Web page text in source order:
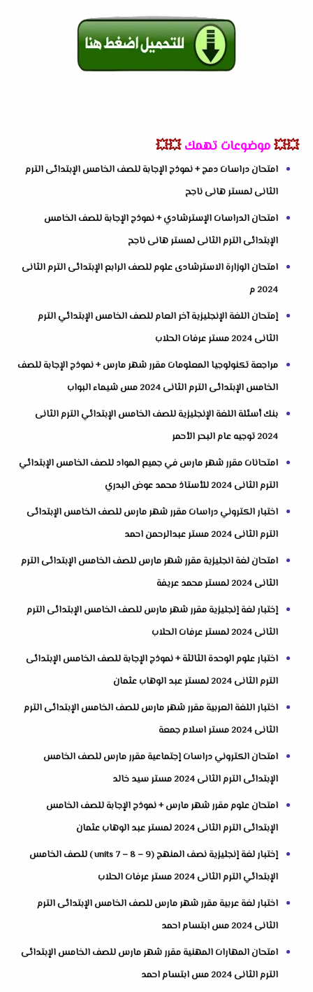
💥💥موضوعات تهمك 💥💥
امتحان دراسات دمج + نموذج الإجابة للصف الخامس الإبتدائى الترم
الثانى لمستر هانى ناجح
امتحان الدراسات الإسترشادي + نموذج الإجابة للصف الخامس
الإبتدائى الترم الثانى لمستر هانى ناجح
امتحان الوزارة الاسترشادى علوم للصف الرابع الإبتدائى الترم الثانى
2024 م
إمتحان اللغة الإنجليزية آخر العام للصف الخامس الإبتدائي الترم
الثانى 2024 مستر عرفات الحلاب
مراجعة تكنولوجيا المعلومات مقرر شهر مارس + نموذج الإجابة للصف
الخامس الإبتدائى الترم الثانى 2024 مس شيماء البواب
بنك أسئلة اللغة الإنجليزية للصف الخامس الإبتدائي الترم الثانى
2024 توجيه عام البحر الأحمر
امتحانات مقرر شهر مارس في جميع المواد للصف الخامس الإبتدائي
الترم الثانى 2024 للأستاذ محمد عوض البدري
اختبار الكتروني دراسات مقرر شهر مارس للصف الخامس الإبتدائى
الترم الثانى 2024 مستر عبدالرحمن احمد
امتحان لغة انجليزية مقرر شهر مارس للصف الخامس الإبتدائى الترم
الثانى 2024 لمستر محمد عريفة
إختبار لغة إنجليزية مقرر شهر مارس للصف الخامس الإبتدائى الترم
الثانى 2024 لمستر عرفات الحلاب
اختبار علوم الوحدة الثالثة + نموذج الإجابة للصف الخامس الإبتدائى
الترم الثانى 2024 لمستر عبد الوهاب عثمان
اختبار اللغة العربية مقرر شهر مارس للصف الخامس الإبتدائى الترم
الثانى 2024 مستر اسلام جمعة
امتحان الكتروني دراسات إجتماعية مقرر مارس للصف الخامس
الإبتدائى الترم الثانى 2024 مستر سيد خالد
امتحان علوم مقرر شهر مارس + نموذج الإجابة للصف الخامس
الإبتدائى الترم الثانى 2024 لمستر عبد الوهاب عثمان
إختبار لغة إنجليزية نصف المنهج (units 7 – 8 – 9 ) للصف الخامس
الإبتدائي الترم الثانى 2024 مستر عرفات الحلاب
اختبار لغة عربية مقرر شهر مارس للصف الخامس الإبتدائى الترم
الثانى 2024 مس ابتسام احمد
امتحان المهارات المهنية مقرر شهر مارس للصف الخامس الإبتدائى
الترم الثانى 2024 مس ابتسام احمد